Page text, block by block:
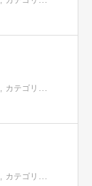
カテゴリー2
カテゴリー2